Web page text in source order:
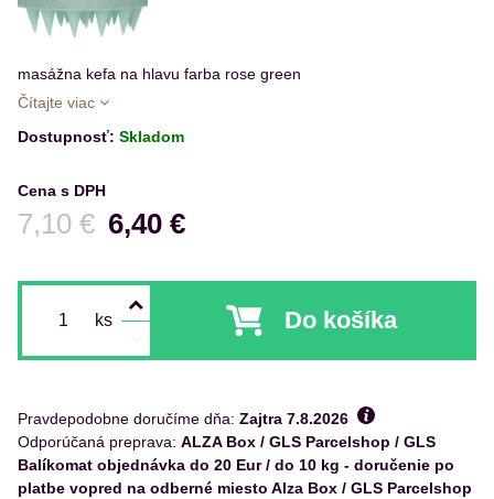
masážna kefa na hlavu farba rose green
Čítajte viac
Dostupnosť: Skladom
Cena s DPH
6,40 €
Pred zľavou:
7,10 €
ks Do košíka
Pravdepodobne doručíme dňa: Zajtra 7.8.2026
ALZA Box / GLS Parcelshop / GLS
Balíkomat objednávka do 20 Eur / do 10 kg - doručenie po
platbe vopred na odberné miesto Alza Box / GLS Parcelshop